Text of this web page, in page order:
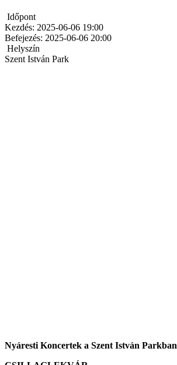
Időpont
Kezdés: 2025-06-06 19:00
Befejezés: 2025-06-06 20:00
Helyszín
Szent István Park
Nyáresti Koncertek a Szent István Parkban